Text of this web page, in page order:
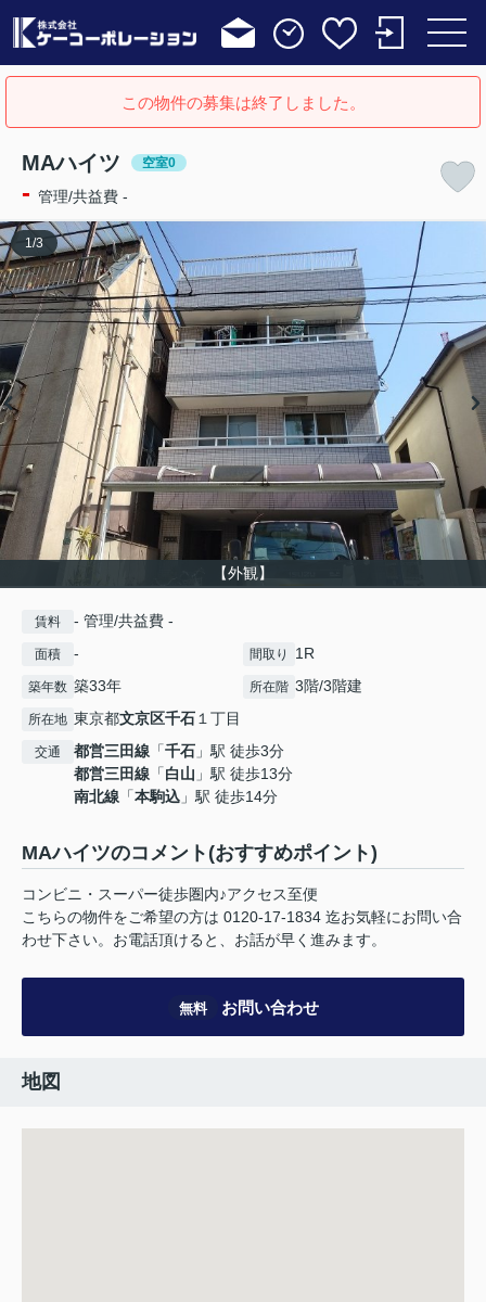
この物件の募集は終了しました。
MAハイツ 空室0
- 管理/共益費 -
【外観】
1 /3
賃料 - 管理/共益費 -
面積 - 間取り 1R
築年数 築33年 所在階 3階/3階建
所在地 東京都文京区千石 １丁目
交通 都営三田線 「千石 」駅 徒歩3分
都営三田線 「白山 」駅 徒歩13分
南北線 「本駒込 」駅 徒歩14分
MAハイツのコメント(おすすめポイント)
コンビニ・スーパー徒歩圏内♪アクセス至便
こちらの物件をご希望の方は 0120-17-1834 迄お気軽にお問い合
わせ下さい。お電話頂けると、お話が早く進みます。
無料 お問い合わせ
地図